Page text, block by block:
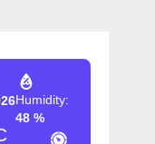
Humidity:
48 %